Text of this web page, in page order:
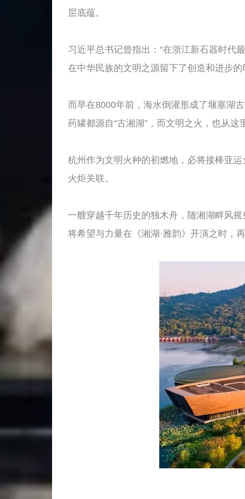
层底蕴。
习近平总书记曾指出：“在浙江新石器时代
在中华民族的文明之源留下了创造和进步的
而早在8000年前，海水倒灌形成了堰塞湖
药罐都源自“古湘湖”，而文明之火，也从这
杭州作为文明火种的初燃地，必将接棒亚
火炬关联。
一艘穿越千年历史的独木舟，随湘湖畔风
将希望与力量在《湘湖·雅韵》开演之时，